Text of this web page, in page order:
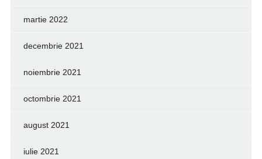
martie 2022
decembrie 2021
noiembrie 2021
octombrie 2021
august 2021
iulie 2021